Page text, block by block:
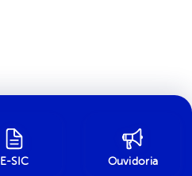
E-SIC Ouvidoria